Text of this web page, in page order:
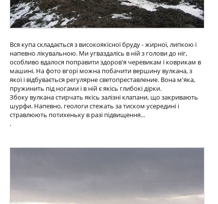
Вся купа складається з високоякісної бруду - жирної, липкою і
напевно лікувальною. Ми угваздалісь в ній з голови до ніг,
особливо вдалося поправити здоров'я черевикам і коврикам в
машині. На фото вгорі можна побачити вершину вулкана, з
якої і відбувається регулярне светопреставление. Вона м'яка,
пружинить під ногами і в ній є якісь глибокі дірки.
Збоку вулкана стирчать якісь залізні клапани, що закривають
шурфи. Напевно, геологи стежать за тиском усередині і
стравлюють потихеньку в разі підвищення...
.